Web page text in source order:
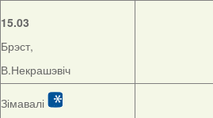
15.03
Брэст,
В.Некрашэвіч
Зімавалі